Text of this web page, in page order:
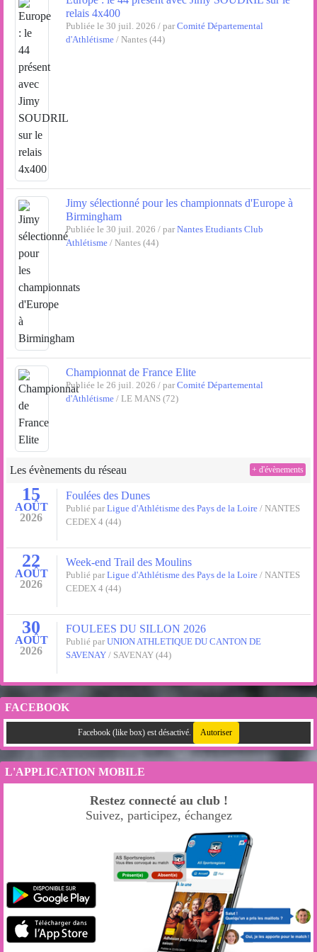
relais 4x400
Publiée le 30 juil. 2026 / par Comité Départemental
d'Athlétisme/ Nantes (44)
Jimy sélectionné pour les championnats d'Europe à
Birmingham
Publiée le 30 juil. 2026 / par Nantes Etudiants Club
Athlétisme/ Nantes (44)
Championnat de France Elite
Publiée le 26 juil. 2026 / par Comité Départemental
d'Athlétisme/ LE MANS (72)
Les évènements du réseau
15
AOÛT
2026
Foulées des Dunes
Publié par Ligue d'Athlétisme des Pays de la Loire/ NANTES
CEDEX 4 (44)
22
AOÛT
2026
Week-end Trail des Moulins
Publié par Ligue d'Athlétisme des Pays de la Loire/ NANTES
CEDEX 4 (44)
30
AOÛT
2026
FOULEES DU SILLON 2026
Publié par UNION ATHLETIQUE DU CANTON DE
SAVENAY/ SAVENAY (44)
+ d'évènements
FACEBOOK
Facebook (like box) est désactivé. Autoriser
L'APPLICATION MOBILE
Restez connecté au club !
Suivez, participez, échangez